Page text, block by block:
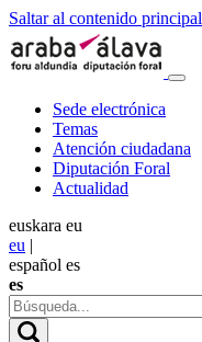
Saltar al contenido principal
Sede electrónica
Temas
Atención ciudadana
Diputación Foral
Actualidad
euskara eu
eu |
español es
es